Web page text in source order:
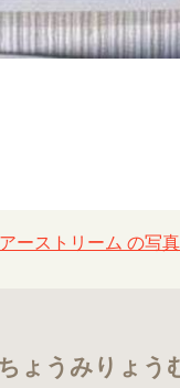
ストリーム の写真
ょうみりょう